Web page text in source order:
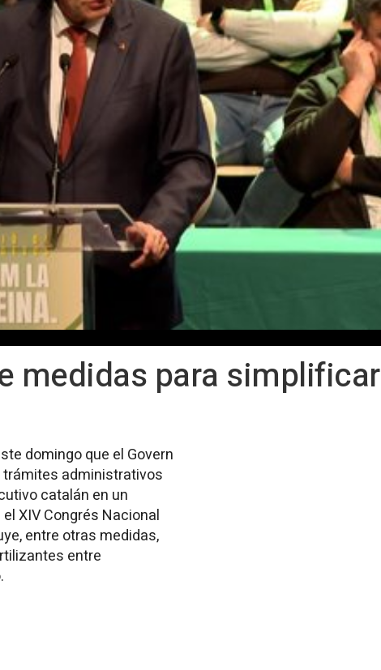
medidas para simplificar
domingo que el Govern
administrativos
catalán en un
XIV Congrés Nacional
entre otras medidas,
entre